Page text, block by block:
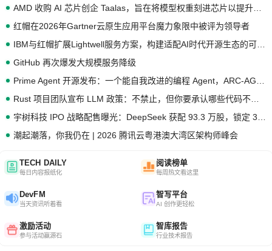
红帽在2026年Gartner云原生应用平台魔力象限中被评为领导者
GitHub 再次爆发大规模服务降级
潮起潮落，你我仍在 | 2026 腾讯云粤港澳大湾区架构师峰会
TECH DAILY
每日内容报纸化
阅读榜单
每周热文看这里
DevFM
当天资讯听着看
智写平台
AI 创作更轻松
激励活动
参与活动赢源石
智库报告
行业技术报告